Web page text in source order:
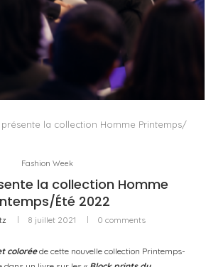
N’EST PLUS UN SUJET D’IMAGE
MAIS DE...
la collection Homme Printemps/
Fashion Week
la collection Homme
Été 2022
8 juillet 2021 0 comments
coloréede cette nouvelle collection Printemps-